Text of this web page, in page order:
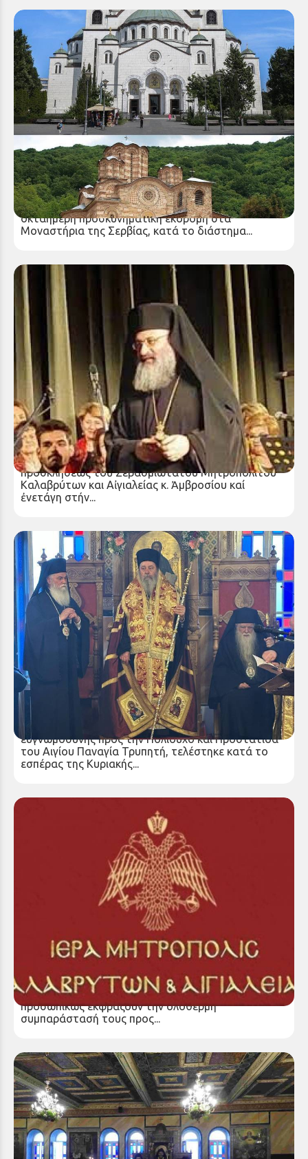
ΠΡΟΣΚΥΝΗΜΑΤΙΚΗ ΕΚΔΡΟΜΗ ΣΤΗ ΣΕΡΒΙΑ
Ο Ιερός Μητροπολιτικός Ναός Κοιμήσεως της
Θεοτόκου Φανερωμένης Αιγίου διοργανώνει
οκταήμερη προσκυνηματική εκδρομή στα
Μοναστήρια της Σερβίας, κατά το διάστημα...
Πανοσιολογιώτατος π. ᾽Ιωακείμ Βενιανάκης 20
χρόνια προσφορᾶς στήν τοπική μας Μητρόπολη
Πρίν 20 χρόνια ἕνας νέος κληρικός ἦλθε, κατόπιν
προσκλήσεως τοῦ Σεβασμιωτάτου Μητροπολίτου
Καλαβρύτων και Αἰγιαλείας κ. Ἀμβροσίου καί
ἐνετάγη στήν...
Απόδοση της Εορτής της Πολιούχου του Αιγίου
Παναγίας Τρυπητής
Με ιδιαίτερη λαμπρότητα καιαισθήματα
ευγνωμοσύνης προς την Πολιούχο και Προστάτιδα
του Αιγίου Παναγία Τρυπητή, τελέστηκε κατά το
εσπέρας της Κυριακής...
Η Ιερά Μητρόπολη Καλαβρύτων και Αιγιαλείας και ο
Σεβασμιώτατος Ποιμενάρχης μας κ. Ιερώνυμος
προσωπικώς εκφράζουν την ολόθερμη
συμπαράστασή τους προς...